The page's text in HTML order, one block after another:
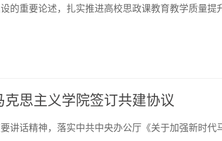
重要论述，扎实推进高校思政课教育教学质量提
思主义学院签订共建协议
讲话精神，落实中共中央办公厅《关于加强新时代